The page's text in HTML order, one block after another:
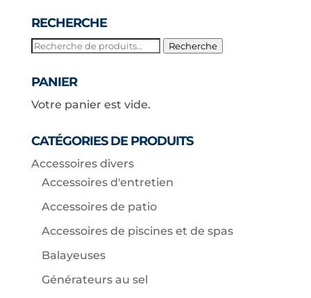
était :
3,099.00$.
RECHERCHE
Recherche
Recherche
PANIER
Votre panier est vide.
CATÉGORIES DE PRODUITS
Accessoires divers
Accessoires d'entretien
Accessoires de patio
Accessoires de piscines et de spas
Balayeuses
Générateurs au sel